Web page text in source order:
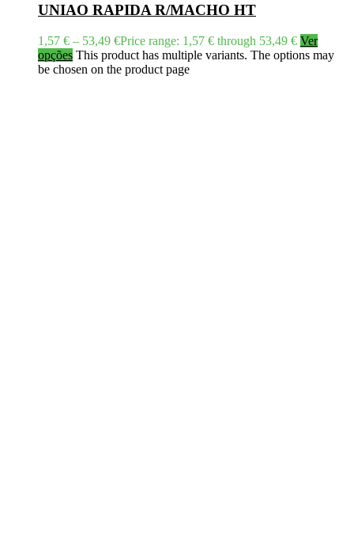
UNIAO RAPIDA R/MACHO HT
1,57 € – 53,49 €Price range: 1,57 € through 53,49 € Ver
opções This product has multiple variants. The options may
be chosen on the product page